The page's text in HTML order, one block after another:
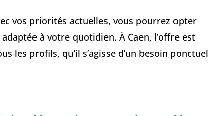
vos priorités actuelles, vous pourrez opter
à votre quotidien. À Caen, l’offre est
les profils, qu’il s’agisse d’un besoin ponctuel